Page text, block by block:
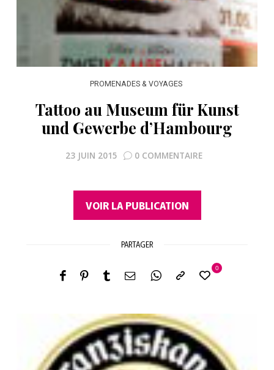
PROMENADES & VOYAGES
Tattoo au Museum für Kunst
und Gewerbe d’Hambourg
23 JUIN 2015 0 COMMENTAIRE
VOIR LA PUBLICATION
PARTAGER
0